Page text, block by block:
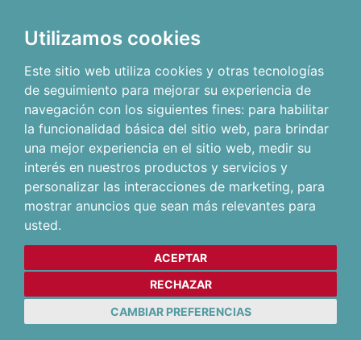
Utilizamos cookies
Este sitio web utiliza cookies y otras tecnologías
de seguimiento para mejorar su experiencia de
navegación con los siguientes fines: para habilitar
la funcionalidad básica del sitio web, para brindar
una mejor experiencia en el sitio web, medir su
interés en nuestros productos y servicios y
personalizar las interacciones de marketing, para
mostrar anuncios que sean más relevantes para
usted.
ACEPTAR
RECHAZAR
CAMBIAR PREFERENCIAS